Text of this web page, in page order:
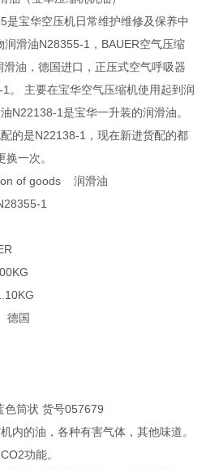
是宝华空压机日常维护维修及保养中
润滑油N28355-1，BAUER空气压缩
油，德国进口，正压式空气呼吸器
。 主要在宝华空气压缩机使用起到润
N22138-1是宝华一升装的润滑油。
的是N22138-1，现在新进货配的都
一次。
of goods 润滑油
1
国
色筒状 货号057679
内的油，各种有害气体，其他味道。
功能。